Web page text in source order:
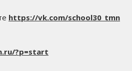
https://vk.com/school30_tmn
?p=start